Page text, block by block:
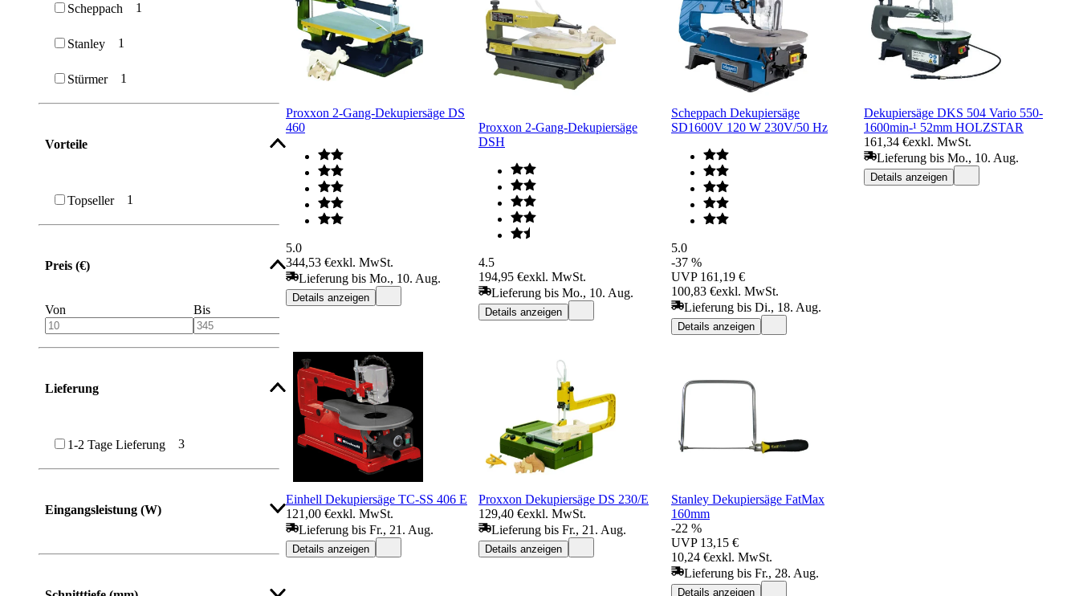
Scheppach 1
Stanley 1
Stürmer 1
Vorteile
Topseller 1
Preis (€)
Von Bis
Lieferung
1-2 Tage Lieferung 3
Eingangsleistung (W)
Proxxon 2-Gang-Dekupiersäge DS
460
5.0
344,53 €exkl. MwSt.
Lieferung bis Mo., 10. Aug.
Details anzeigen
Proxxon 2-Gang-Dekupiersäge
DSH
4.5
194,95 €exkl. MwSt.
Lieferung bis Mo., 10. Aug.
Details anzeigen
Scheppach Dekupiersäge
SD1600V 120 W 230V/50 Hz
5.0
-37 %
UVP 161,19 €
100,83 €exkl. MwSt.
Lieferung bis Di., 18. Aug.
Details anzeigen
Dekupiersäge DKS 504 Vario 550-
1600min-¹ 52mm HOLZSTAR
161,34 €exkl. MwSt.
Lieferung bis Mo., 10. Aug.
Details anzeigen
Einhell Dekupiersäge TC-SS 406 E
121,00 €exkl. MwSt.
Lieferung bis Fr., 21. Aug.
Details anzeigen
Proxxon Dekupiersäge DS 230/E
129,40 €exkl. MwSt.
Lieferung bis Fr., 21. Aug.
Details anzeigen
Stanley Dekupiersäge FatMax
160mm
-22 %
UVP 13,15 €
10,24 €exkl. MwSt.
Lieferung bis Fr., 28. Aug.
Details anzeigen